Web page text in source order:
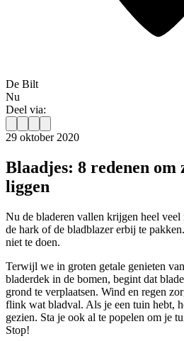
De Bilt
Nu
Deel via:
29 oktober 2020
Blaadjes: 8 redenen om
liggen
Nu de bladeren vallen krijgen heel
de hark of de bladblazer erbij te
niet te doen.
Terwijl we in groten getale genieten
bladerdek in de bomen, begint dat
grond te verplaatsen. Wind en regen
flink wat bladval. Als je een tuin hebt,
gezien. Sta je ook al te popelen om je
Stop!